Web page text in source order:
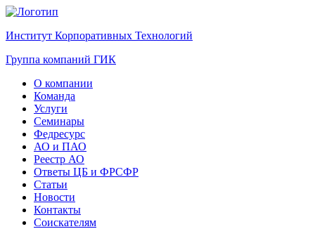
Институт Корпоративных Технологий
Группа компаний ГИК
О компании
Команда
Услуги
Семинары
Федресурс
АО и ПАО
Реестр АО
Ответы ЦБ и ФРСФР
Статьи
Новости
Контакты
Соискателям